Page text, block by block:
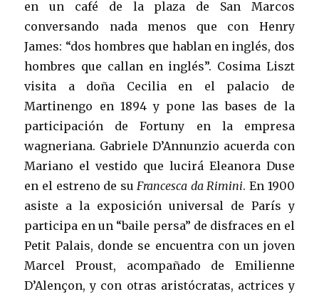
en un café de la plaza de San Marcos
conversando nada menos que con Henry
James: “dos hombres que hablan en inglés, dos
hombres que callan en inglés”. Cosima Liszt
visita a doña Cecilia en el palacio de
Martinengo en 1894 y pone las bases de la
participación de Fortuny en la empresa
wagneriana. Gabriele D’Annunzio acuerda con
Mariano el vestido que lucirá Eleanora Duse
en el estreno de su Francesca da Rimini. En 1900
asiste a la exposición universal de París y
participa en un “baile persa” de disfraces en el
Petit Palais, donde se encuentra con un joven
Marcel Proust, acompañado de Emilienne
D’Alençon, y con otras aristócratas, actrices y